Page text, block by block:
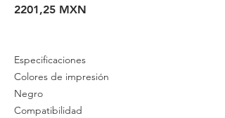
2201,25 MXN
Especificaciones
Colores de impresión
Negro
Compatibilidad